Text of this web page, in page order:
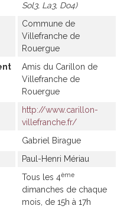
Sol3, La3, Do4
Commune de
Villefranche de
Rouergue
Amis du Carillon de
Villefranche de
Rouergue
http://www.carillon-
villefranche.fr/
Gabriel Birague
Paul-Henri Mériau
Tous les 4ème
dimanches de chaque
mois, de 15h à 17h